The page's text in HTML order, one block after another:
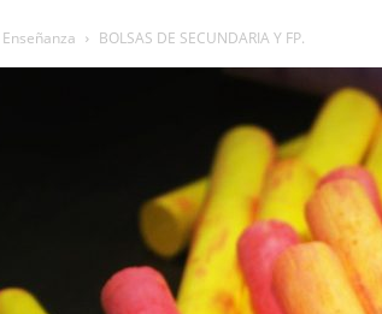
Enseñanza BOLSAS DE SECUNDARIA Y FP.